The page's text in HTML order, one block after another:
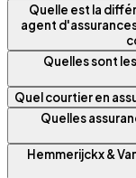
Quelle est la
agent
Quelles sont
Quel courtier en
Quelles
Hemmerijckx &